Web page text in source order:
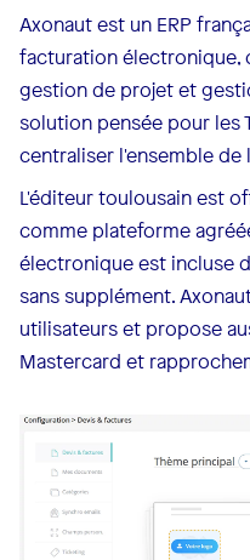
Axonaut est un ERP
facturation électronique,
gestion de projet et
solution pensée pour les
centraliser l'ensemble de
L'éditeur toulousain est
comme plateforme
électronique est incluse
sans supplément.
utilisateurs et propose
Mastercard et